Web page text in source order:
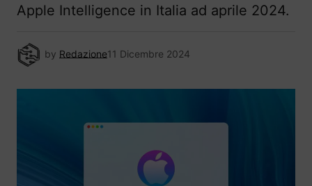
Apple Intelligence in Italia ad aprile 2024.
by Redazione11 Dicembre 2024